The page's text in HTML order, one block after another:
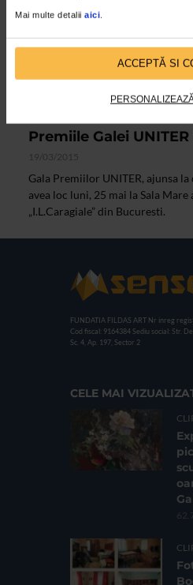
Mai multe detalii aici
ACCEPTĂ SI
Premiile Galei UNITER
19/03/2015
Gala Premiilor UNITER, ajunsa la
avea loc luni, 25 mai la Sala
„I.L.Caragiale” din Bucuresti.
FUNDATIA FILDAS ART Nr inreg
Cod fiscal: 9164384 Sediu social: Str.
Sc. 4, Ap. 197, Sector 2
CELE MAI